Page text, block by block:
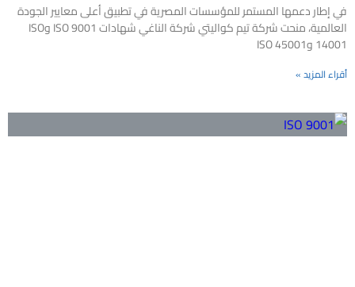
في إطار دعمها المستمر للمؤسسات المصرية في تطبيق أعلى معايير الجودة
العالمية، منحت شركة تيم كواليتي شركة الناغي شهادات ISO 9001 وISO
14001 وISO 45001
أقراء المزيد »